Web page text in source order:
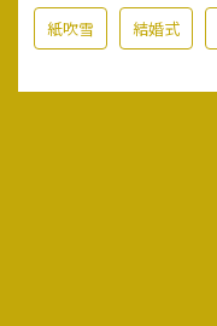
紙吹雪 結婚式